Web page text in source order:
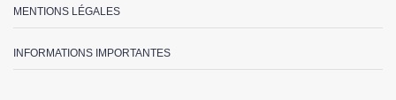
MENTIONS LÉGALES
INFORMATIONS IMPORTANTES